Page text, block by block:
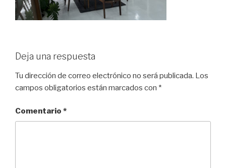
Deja una respuesta
Tu dirección de correo electrónico no será publicada. Los
campos obligatorios están marcados con *
Comentario *